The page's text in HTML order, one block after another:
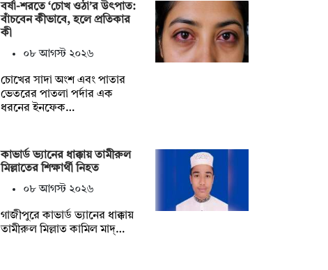
বর্ষা-শরতে ‘চোখ ওঠা’র উৎপাত:
বাঁচবেন কীভাবে, হলে প্রতিকার
কী
০৮ আগস্ট ২০২৬
চোখের সাদা অংশ এবং পাতার
ভেতরের পাতলা পর্দার এক
ধরনের ইনফেক…
কাভার্ড ভ্যানের ধাক্কায় তামীরুল
মিল্লাতের শিক্ষার্থী নিহত
০৮ আগস্ট ২০২৬
গাজীপুরে কাভার্ড ভ্যানের ধাক্কায়
তামীরুল মিল্লাত কামিল মাদ্…